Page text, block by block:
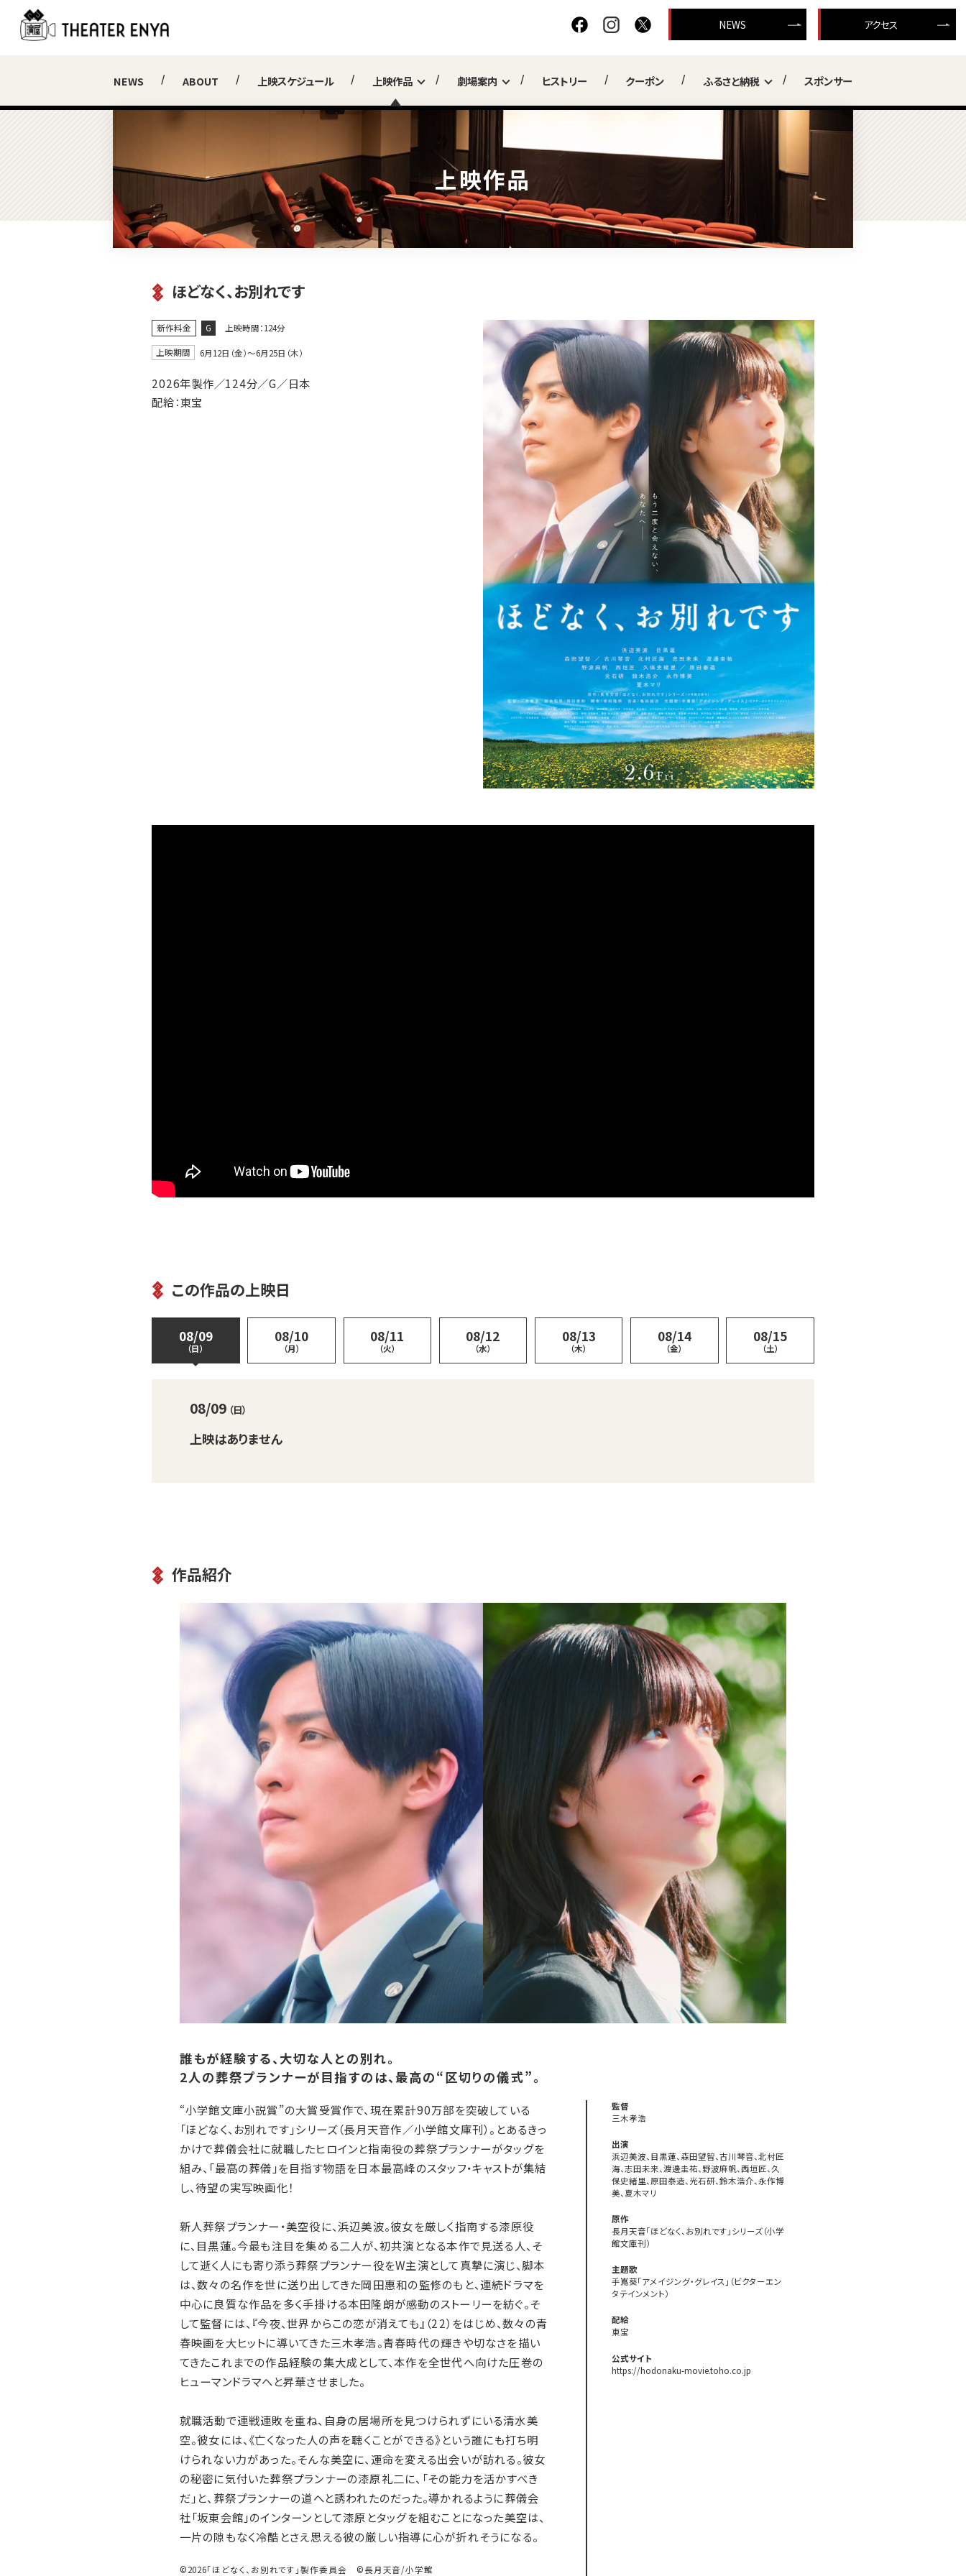
NEWS アクセス
NEWS ABOUT 上映スケジュール 上映作品 劇場案内 ヒストリー クーポン ふるさと納税 スポンサー
上映作品
ほどなく、お別れです
新作料金 G 上映時間：124分
上映期間 6月12日（金）〜6月25日（木）
2026年製作／124分／G／日本
配給：東宝
この作品の上映日
08/09
（日）
08/10
（月）
08/11
（火）
08/12
（水）
08/13
（木）
08/14
（金）
08/15
（土）
08/09 （日）
上映はありません
作品紹介
誰もが経験する、大切な人との別れ。
2人の葬祭プランナーが目指すのは、最高の“区切りの儀式”。
“小学館文庫小説賞”の大賞受賞作で、現在累計90万部を突破している
「ほどなく、お別れです」シリーズ（長月天音作／小学館文庫刊）。とあるきっ
かけで葬儀会社に就職したヒロインと指南役の葬祭プランナーがタッグを
組み、「最高の葬儀」を目指す物語を日本最高峰のスタッフ・キャストが集結
し、待望の実写映画化！
新人葬祭プランナー・美空役に、浜辺美波。彼女を厳しく指南する漆原役
に、目黒蓮。今最も注目を集める二人が、初共演となる本作で見送る人、そ
して逝く人にも寄り添う葬祭プランナー役をW主演として真摯に演じ、脚本
は、数々の名作を世に送り出してきた岡田惠和の監修のもと、連続ドラマを
中心に良質な作品を多く手掛ける本田隆朗が感動のストーリーを紡ぐ。そ
して監督には、『今夜、世界からこの恋が消えても』（22）をはじめ、数々の青
春映画を大ヒットに導いてきた三木孝浩。青春時代の輝きや切なさを描い
てきたこれまでの作品経験の集大成として、本作を全世代へ向けた圧巻の
ヒューマンドラマへと昇華させました。
就職活動で連戦連敗を重ね、自身の居場所を見つけられずにいる清水美
空。彼女には、《亡くなった人の声を聴くことができる》という誰にも打ち明
けられない力があった。そんな美空に、運命を変える出会いが訪れる。彼女
の秘密に気付いた葬祭プランナーの漆原礼二に、「その能力を活かすべき
だ」と、葬祭プランナーの道へと誘われたのだった。導かれるように葬儀会
社「坂東会館」のインターンとして漆原とタッグを組むことになった美空は、
一片の隙もなく冷酷とさえ思える彼の厳しい指導に心が折れそうになる。
©2026「ほどなく、お別れです」製作委員会 ©長月天音/小学館
監督
三木孝浩
出演
浜辺美波、目黒蓮、森田望智、古川琴音、北村匠
海、志田未来、渡邊圭祐、野波麻帆、西垣匠、久
保史緒里、原田泰造、光石研、鈴木浩介、永作博
美、夏木マリ
原作
長月天音「ほどなく、お別れです」シリーズ（小学
館文庫刊）
主題歌
手嶌葵「アメイジング・グレイス」（ビクターエン
タテインメント）
配給
東宝
公式サイト
https://hodonaku-movie.toho.co.jp